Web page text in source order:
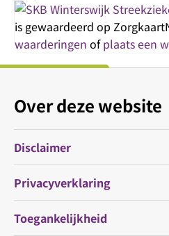
is gewaardeerd op
waarderingen ofplaats een
Over deze website
Disclaimer
Privacyverklaring
Toegankelijkheid